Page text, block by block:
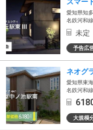
スマー
愛知県知
名鉄河和
未定
予告広
ネオグ
愛知県東
名鉄河和
大規模